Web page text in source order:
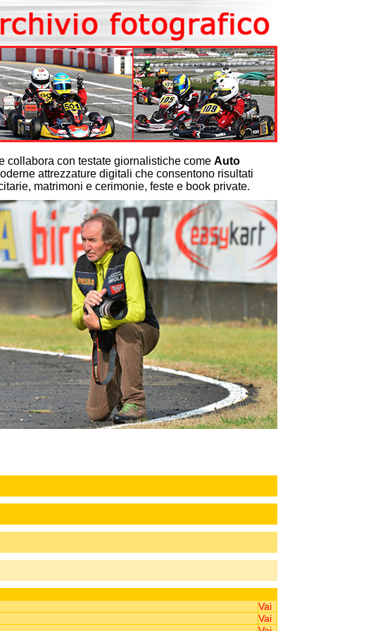
collabora con testate giornalistiche come Auto
attrezzature digitali che consentono risultati
matrimoni e cerimonie, feste e book private.
Vai
Vai